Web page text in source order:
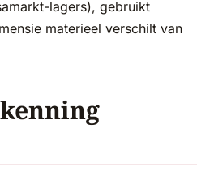
lagers), gebruikt
materieel verschilt van